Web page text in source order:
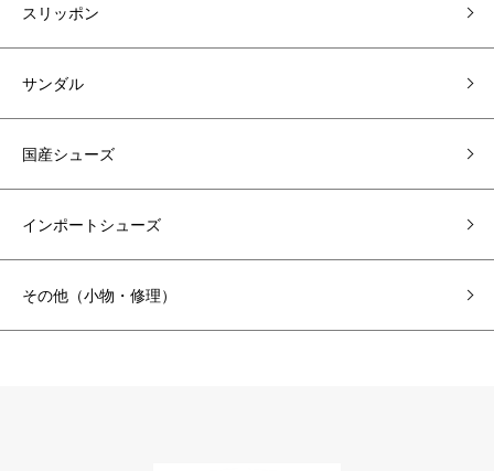
スリッポン
サンダル
国産シューズ
インポートシューズ
その他（小物・修理）